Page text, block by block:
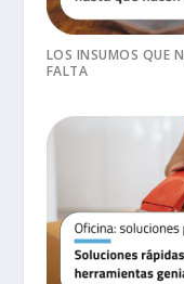
LOS INSUMOS QUE
FALTA